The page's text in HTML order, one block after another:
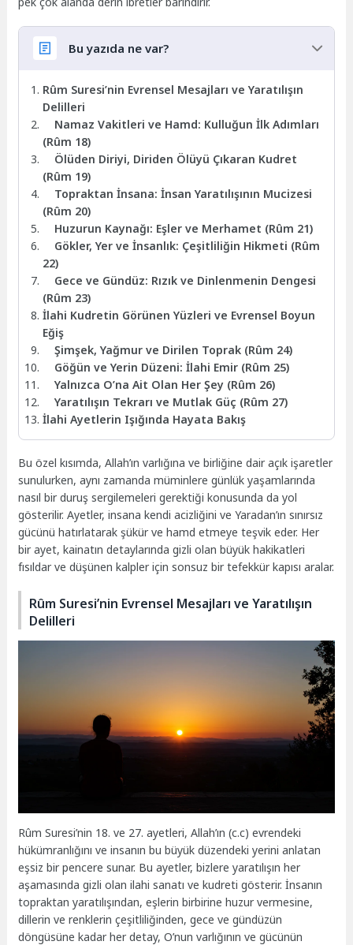
Bu yazıda ne var?
Rûm Suresi’nin Evrensel Mesajları ve Yaratılışın
Delilleri
Namaz Vakitleri ve Hamd: Kulluğun İlk Adımları
(Rûm 18)
Ölüden Diriyi, Diriden Ölüyü Çıkaran Kudret
(Rûm 19)
Topraktan İnsana: İnsan Yaratılışının Mucizesi
(Rûm 20)
Huzurun Kaynağı: Eşler ve Merhamet (Rûm 21)
Gökler, Yer ve İnsanlık: Çeşitliliğin Hikmeti (Rûm
22)
Gece ve Gündüz: Rızık ve Dinlenmenin Dengesi
(Rûm 23)
İlahi Kudretin Görünen Yüzleri ve Evrensel Boyun
Eğiş
Şimşek, Yağmur ve Dirilen Toprak (Rûm 24)
Göğün ve Yerin Düzeni: İlahi Emir (Rûm 25)
Yalnızca O’na Ait Olan Her Şey (Rûm 26)
Yaratılışın Tekrarı ve Mutlak Güç (Rûm 27)
İlahi Ayetlerin Işığında Hayata Bakış
Bu özel kısımda, Allah’ın varlığına ve birliğine dair açık işaretler
sunulurken, aynı zamanda müminlere günlük yaşamlarında
nasıl bir duruş sergilemeleri gerektiği konusunda da yol
gösterilir. Ayetler, insana kendi acizliğini ve Yaradan’ın sınırsız
gücünü hatırlatarak şükür ve hamd etmeye teşvik eder. Her
bir ayet, kainatın detaylarında gizli olan büyük hakikatleri
fısıldar ve düşünen kalpler için sonsuz bir tefekkür kapısı aralar.
Rûm Suresi’nin Evrensel Mesajları ve Yaratılışın
Delilleri
Rûm Suresi’nin 18. ve 27. ayetleri, Allah’ın (c.c) evrendeki
hükümranlığını ve insanın bu büyük düzendeki yerini anlatan
eşsiz bir pencere sunar. Bu ayetler, bizlere yaratılışın her
aşamasında gizli olan ilahi sanatı ve kudreti gösterir. İnsanın
topraktan yaratılışından, eşlerin birbirine huzur vermesine,
dillerin ve renklerin çeşitliliğinden, gece ve gündüzün
döngüsüne kadar her detay, O’nun varlığının ve gücünün